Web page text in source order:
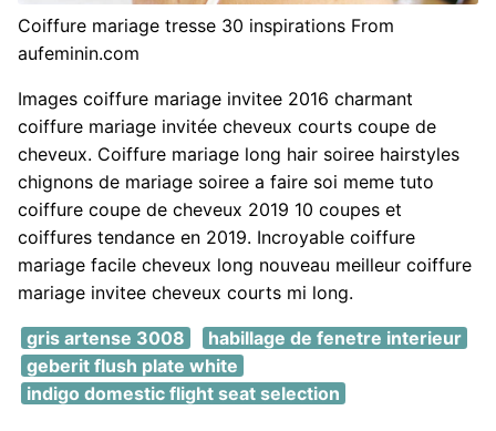
Coiffure mariage tresse 30 inspirations From
aufeminin.com
Images coiffure mariage invitee 2016 charmant
coiffure mariage invitée cheveux courts coupe de
cheveux. Coiffure mariage long hair soiree hairstyles
chignons de mariage soiree a faire soi meme tuto
coiffure coupe de cheveux 2019 10 coupes et
coiffures tendance en 2019. Incroyable coiffure
mariage facile cheveux long nouveau meilleur coiffure
mariage invitee cheveux courts mi long.
gris artense 3008
habillage de fenetre interieur
geberit flush plate white
indigo domestic flight seat selection